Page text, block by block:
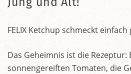
FELIX Ketchup schmeckt
Das Geheimnis ist die Rezeptur:
sonnengereiften Tomaten, die